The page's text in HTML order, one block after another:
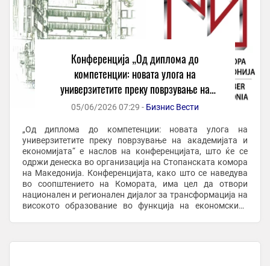
Конференција „Од диплома до
компетенции: новата улога на
универзитетите преку поврзување на
академијата и економијата“
05/06/2026 07:29 - Бизнис Вести
„Од диплома до компетенции: новата улога на
универзитетите преку поврзување на академијата и
економијата“ е наслов на конференцијата, што ќе се
одржи денеска во организација на Стопанската комора
на Македонија. Конференцијата, како што се наведува
во соопштението на Комората, има цел да отвори
национален и регионален дијалог за трансформација на
високото образование во функција на економскиот